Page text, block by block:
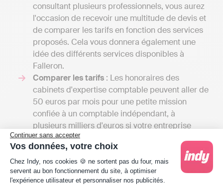
Continuer sans accepter
Vos données, votre choix
Plateforme de Gestion du Consentement :
Chez Indy, nos cookies 🍪 ne sortent pas du four, mais
servent au bon fonctionnement du site, à optimiser
l'expérience utilisateur et personnaliser nos publicités.
consultant plusieurs professionnels, vous aurez
l'occasion de recevoir une multitude de devis et
de comparer les tarifs en fonction des services
proposés. Cela vous donnera également une
idée des différents services disponibles à
Falleron.
Comparer les tarifs : Les honoraires des
cabinets d'expertise comptable peuvent aller de
50 euros par mois pour une petite mission
confiée à un comptable indépendant, à
plusieurs milliers d'euros si votre entreprise
nécessite une comptabilité plus complexe. En
comparaison, pour une solution en ligne comme
Indy, il faut compter entre 240 € et 588 € / an
HT selon la taille d'entreprise, car Indy ne fait